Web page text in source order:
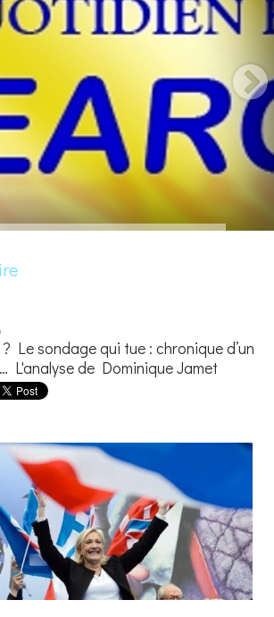
Le sondage qui tue : chronique d’un
L'analyse de Dominique Jamet